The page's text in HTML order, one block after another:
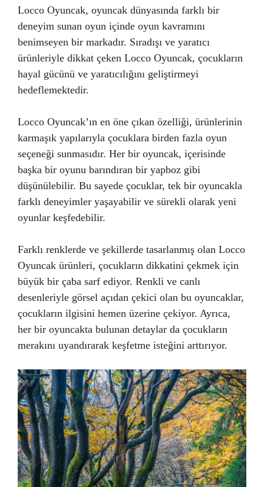
Locco Oyuncak, oyuncak dünyasında farklı bir
deneyim sunan oyun içinde oyun kavramını
benimseyen bir markadır. Sıradışı ve yaratıcı
ürünleriyle dikkat çeken Locco Oyuncak, çocukların
hayal gücünü ve yaratıcılığını geliştirmeyi
hedeflemektedir.
Locco Oyuncak’ın en öne çıkan özelliği, ürünlerinin
karmaşık yapılarıyla çocuklara birden fazla oyun
seçeneği sunmasıdır. Her bir oyuncak, içerisinde
başka bir oyunu barındıran bir yapboz gibi
düşünülebilir. Bu sayede çocuklar, tek bir oyuncakla
farklı deneyimler yaşayabilir ve sürekli olarak yeni
oyunlar keşfedebilir.
Farklı renklerde ve şekillerde tasarlanmış olan Locco
Oyuncak ürünleri, çocukların dikkatini çekmek için
büyük bir çaba sarf ediyor. Renkli ve canlı
desenleriyle görsel açıdan çekici olan bu oyuncaklar,
çocukların ilgisini hemen üzerine çekiyor. Ayrıca,
her bir oyuncakta bulunan detaylar da çocukların
merakını uyandırarak keşfetme isteğini arttırıyor.